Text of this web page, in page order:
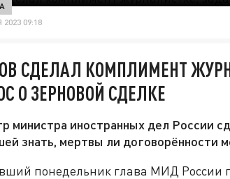
09:18
СДЕЛАЛ КОМПЛИМЕНТ
О ЗЕРНОВОЙ СДЕЛКЕ
министра иностранных дел России
знать, мертвы ли договорённости
понедельник глава МИД России